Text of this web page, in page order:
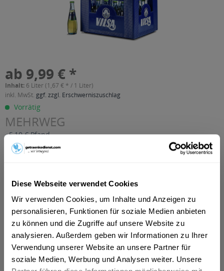
Diese Webseite verwendet Cookies
Wir verwenden Cookies, um Inhalte und Anzeigen zu
personalisieren, Funktionen für soziale Medien anbieten
zu können und die Zugriffe auf unsere Website zu
analysieren. Außerdem geben wir Informationen zu Ihrer
Verwendung unserer Website an unsere Partner für
soziale Medien, Werbung und Analysen weiter. Unsere
ab 9,99 € *
Inhalt: 6 Liter (1,67 € * / 1 Liter)
inkl. MwSt. ggf. zzgl. Erschwerniszuschlag
Vorrätig
MEHRWEG
+5,10 € Pfand
Artikel-Nr.:
36811
Verfügbar in:
Garbsen Ibbenbüren Neustadt am Rübenberge
Emsdetten,Seelze, Steinfurt,Wedemark,Isernhagen,
Burgwedel,Hörstel,Adelheidsdorf ,Bröckel,Hambühren
Hopsten,Mettingen,Nienhagen,Recke,Saerbeck,Stolzenau,
Stolzenau Anemolter-Schinna, Stolzenau Anemolter-Schinna,
Anemolter, Stolzenau Anemolter-Schinna, Schinna, Stolzenau
Diethe, Stolzenau Frestorf, Stolzenau Hibben, Stolzenau